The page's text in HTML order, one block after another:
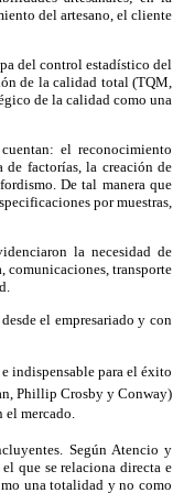
del artesano, el cliente
del control estadístico del
de la calidad total (TQM,
de la calidad como una
el reconocimiento
de factorías, la creación de
De tal manera que
por muestras,
la necesidad de
comunicaciones, transporte
el empresariado y con
indispensable para el éxito
Phillip Crosby y Conway)
mercado.
Según Atencio y
que se relaciona directa e
una totalidad y no como